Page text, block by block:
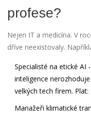
profese?
Nejen IT a medicína. V
dříve neexistovaly.
Specialisté na etické AI
inteligence
velkých tech firem. Plat:
Manažeři klimatické